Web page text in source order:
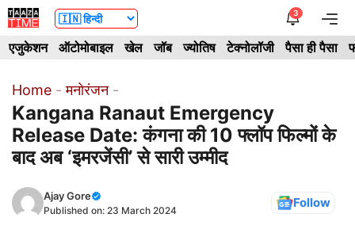
Skip
to
content
3
एजुकेशन ऑटोमोबाइल खेल जॉब ज्योतिष टेक्नोलॉजी पैसा ही पैसा
Home -मनोरंजन-
Kangana Ranaut Emergency
Release Date: कंगना की 10 फ्लॉप फिल्मों के
बाद अब ‘इमरजेंसी’ से सारी उम्मीद
Ajay Gore
Published on: 23 March 2024 Follow